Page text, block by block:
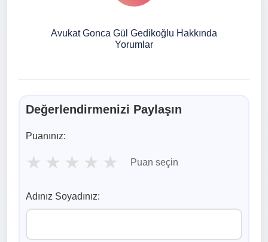
Avukat Gonca Gül Gedikoğlu Hakkında
Yorumlar
Değerlendirmenizi Paylaşın
Puanınız:
★ ★ ★ ★ ★ Puan seçin
Adınız Soyadınız: